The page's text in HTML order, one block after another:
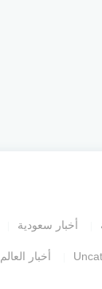
أخبار سعودية
أخبار العالم